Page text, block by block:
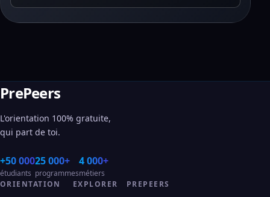
PrePeers
L'orientation 100% gratuite,
qui part de toi.
+50 000
étudiants
25 000+
programmes
4 000+
métiers
ORIENTATION
EXPLORER PREPEERS